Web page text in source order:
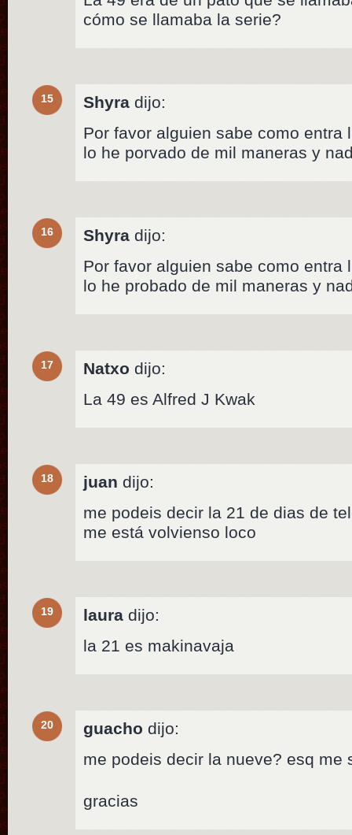
cómo se llamaba la serie?
15 Shyra dijo:
Por favor alguien sabe como
lo he porvado de mil maneras y
16 Shyra dijo:
Por favor alguien sabe como
lo he probado de mil maneras y
17 Natxo dijo:
La 49 es Alfred J Kwak
18 juan dijo:
me podeis decir la 21 de dias de
me está volvienso loco
19 laura dijo:
la 21 es makinavaja
20 guacho dijo:
me podeis decir la nueve? esq me
gracias